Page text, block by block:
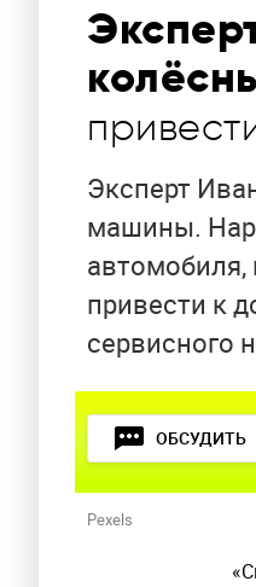
Эксперт
машины.
автомобиля,
привести к
сервисного
ОБСУДИТЬ
Pexels